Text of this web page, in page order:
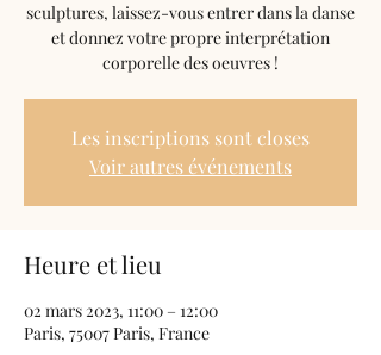
sculptures, laissez-vous entrer dans la danse
et donnez votre propre interprétation
corporelle des oeuvres !
Les inscriptions sont closes
Voir autres événements
Heure et lieu
02 mars 2023, 11:00 – 12:00
Paris, 75007 Paris, France